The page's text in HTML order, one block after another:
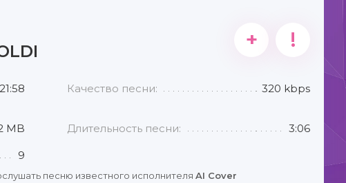
+ !
Качество песни: 320 kbps
MB Длительность песни: 3:06
9
песню известного исполнителя AI Cover